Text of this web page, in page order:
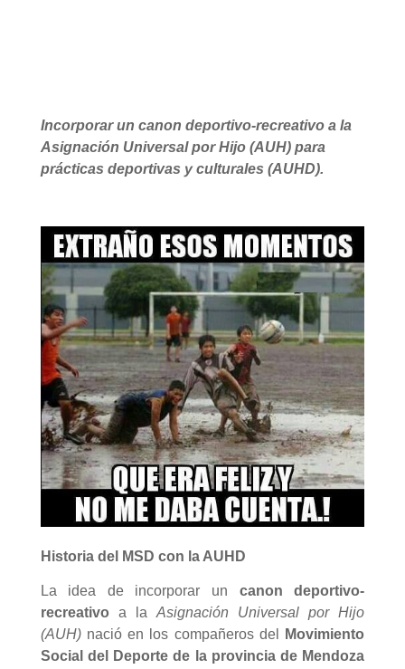
Incorporar un canon deportivo-recreativo a la
Asignación Universal por Hijo (AUH) para
prácticas deportivas y culturales (AUHD).
Historia del MSD con la AUHD
La idea de incorporar un canon deportivo-
recreativo a la Asignación Universal por Hijo
(AUH)nació en los compañeros del
Movimiento
Social del Deporte de la provincia de Mendoza